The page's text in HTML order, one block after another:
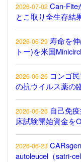
2026-07-02 Can-Fite
とこ取り全生存結
2026-06-29 寿命を
トー)を米国
2026-06-26 コンゴ
の抗ウイルス薬の
2026-06-26 自己免
床試験開始資金を
2026-06-23
autoleucel（satri-